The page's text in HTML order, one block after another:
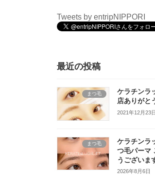
Tweets by entripNIPPORI
最近の投稿
まつ毛
ケラチンラ
店ありがと
2021年12月23日
まつ毛
ケラチンラ
つ毛パーマ
うございま
2026年8月6日